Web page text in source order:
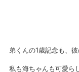
弟くんの1歳記念も、
私も海ちゃんも可愛ら